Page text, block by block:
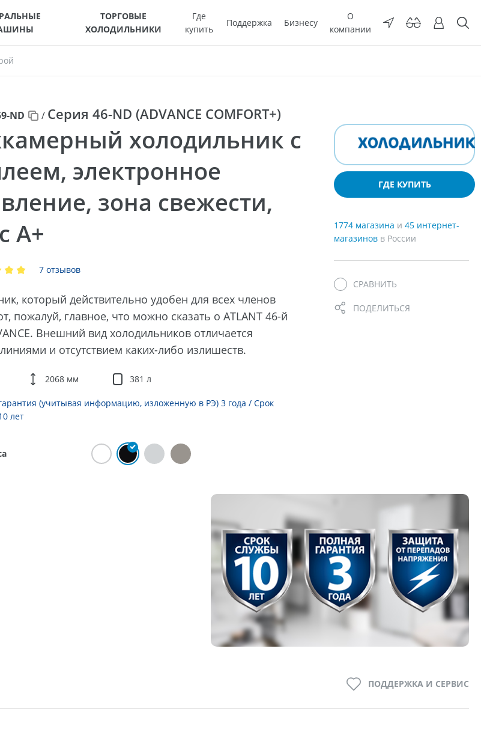
ТОРГОВЫЕ
ХОЛОДИЛЬНИКИ
Где
купить
Поддержка Бизнесу
О
компании
ND / Серия 46-ND (ADVANCE COMFORT+)
холодильник с
электронное
зона свежести,
A+
7 отзывов
который действительно удобен для всех членов
пожалуй, главное, что можно сказать о ATLANT 46-й
Внешний вид холодильников отличается
и отсутствием каких-либо излишеств.
2068 мм 381 л
(учитывая информацию, изложенную в РЭ) 3 года / Срок
лет
ГДЕ КУПИТЬ
1774 магазина и 45 интернет-
магазинов в России
СРАВНИТЬ
ПОДЕЛИТЬСЯ
ПОДДЕРЖКА И СЕРВИС